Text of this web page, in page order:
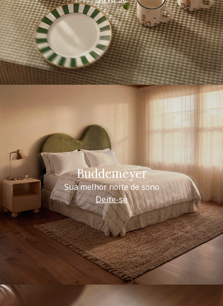
Buddemeyer
Sua melhor noite de sono
Deite-se